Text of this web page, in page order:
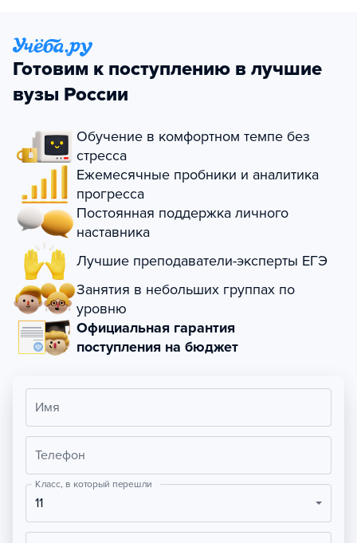
Готовим к поступлению в лучшие
вузы России
Обучение в комфортном темпе без
стресса
Ежемесячные пробники и аналитика
прогресса
Постоянная поддержка личного
наставника
Лучшие преподаватели-эксперты ЕГЭ
Занятия в небольших группах по
уровню
Официальная гарантия
поступления на бюджет
Имя
Телефон
Класс, в который перешли
11